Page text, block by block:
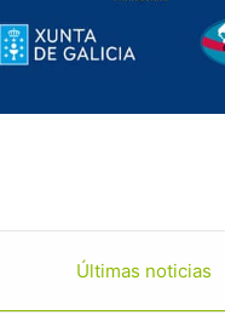
Últimas noticias